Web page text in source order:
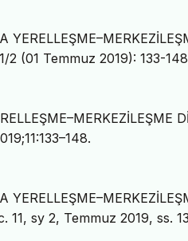
2 (01 Temmuz 2019): 133-
11, sy 2, Temmuz 2019, ss.